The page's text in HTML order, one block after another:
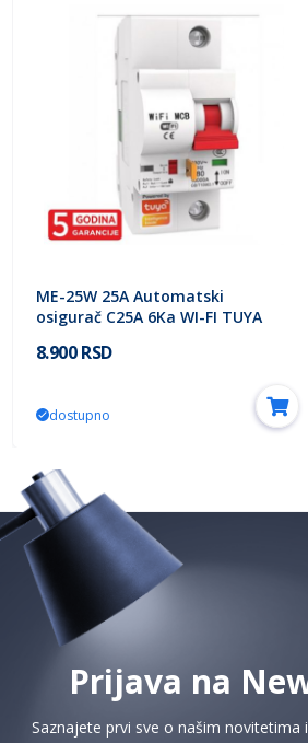
ME-25W 25A Automatski
osigurač C25A 6Ka WI-FI TUYA
8.900 RSD
dostupno
Prijava na
Saznajete prvi sve o našim novitetima